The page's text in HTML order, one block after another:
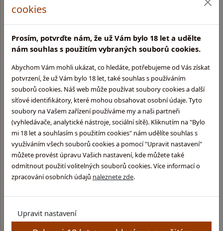
cookies
Prosím, potvrďte nám, že už Vám bylo 18 let a udělte
nám souhlas s použitím vybraných souborů cookies.
Abychom Vám mohli ukázat, co hledáte, potřebujeme od Vás získat
potvrzení, že už Vám bylo 18 let, také souhlas s používáním
souborů cookies. Náš web může používat soubory cookies a další
síťové identifikátory, které mohou obsahovat osobní údaje. Tyto
soubory na Vašem zařízení používáme my a naši partneři
(vyhledávače, analytické nástroje, sociální sítě). Kliknutím na "Bylo
mi 18 let a souhlasím s použitím cookies" nám udělíte souhlas s
využíváním všech souborů cookies a pomocí "Upravit nastavení"
můžete provést úpravu Vašich nastavení, kde můžete také
odmítnout použití volitelných souborů cookies. Více informací o
zpracování osobních údajů naleznete zde.
Upravit nastavení
Dárky k nákupu, fan shop
Velký výběr skladem
Kamenná prodejna v
Praze
Glentyno Whisky Shop
Na Malovance 6, Praha 6
Zobrazit mapu
Otevírací doba:
Úterý: 10:00 - 15:00
Čtvrtek: 11:00 - 16:00
Pátek: 11:00 - 17:00